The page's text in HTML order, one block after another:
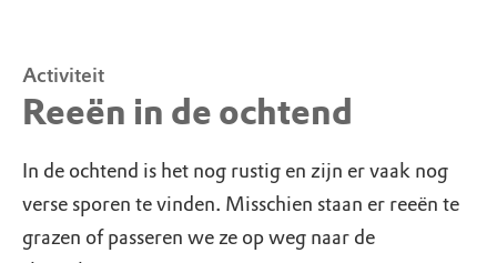
Activiteit
Reeën in de ochtend
In de ochtend is het nog rustig en zijn er vaak nog
verse sporen te vinden. Misschien staan er reeën te
grazen of passeren we ze op weg naar de